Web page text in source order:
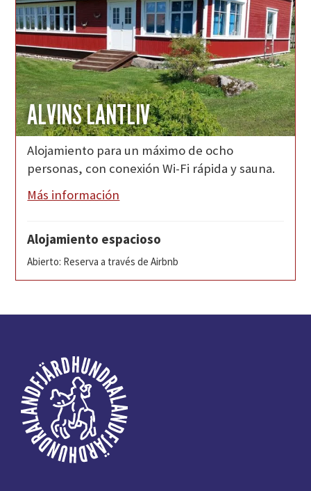
ALVINS LANTLIV
Alojamiento para un máximo de ocho
personas, con conexión Wi-Fi rápida y sauna.
Más información
Alojamiento espacioso
Abierto: Reserva a través de Airbnb
página